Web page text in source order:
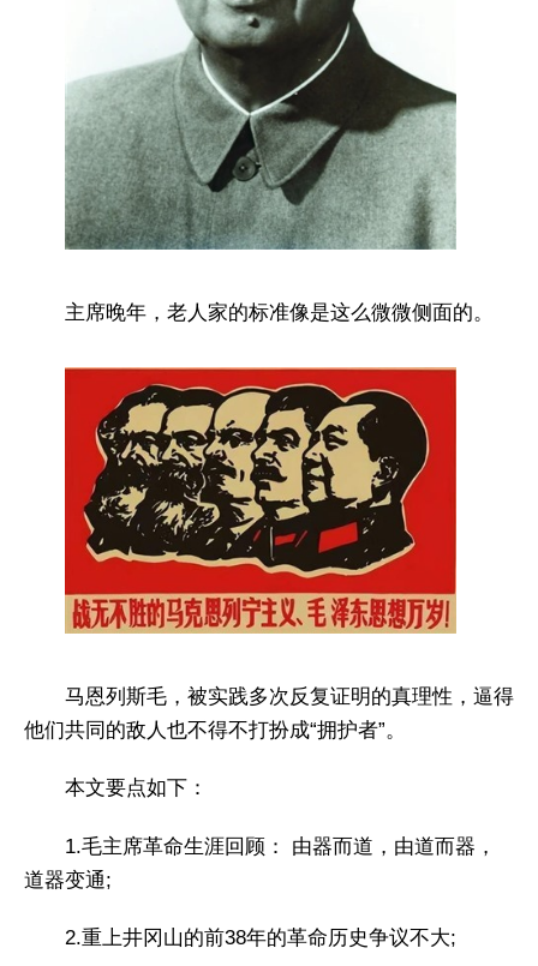
主席晚年，老人家的标准像是这么微微侧面的。
马恩列斯毛，被实践多次反复证明的真理性，逼得
他们共同的敌人也不得不打扮成“拥护者”。
本文要点如下：
1.毛主席革命生涯回顾： 由器而道，由道而器，
道器变通;
2.重上井冈山的前38年的革命历史争议不大;